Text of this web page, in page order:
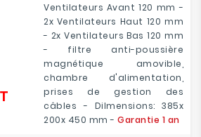
Ventilateurs Avant 120 mm -
2x Ventilateurs Haut 120 mm
- 2x Ventilateurs Bas 120 mm
- filtre anti-poussière
magnétique amovible,
chambre d'alimentation,
prises de gestion des
câbles - Dilmensions: 385x
200x 450 mm - Garantie 1 an
Prix